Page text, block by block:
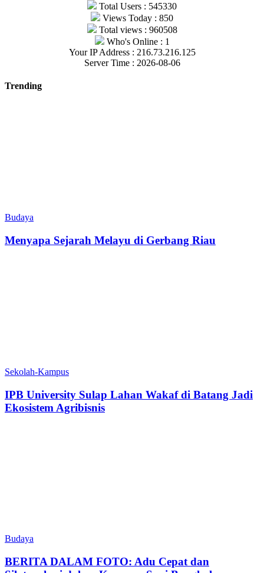
Total Users : 545330
Views Today : 850
Total views : 960508
Who's Online : 1
Your IP Address : 216.73.216.125
Server Time : 2026-08-06
Trending
Budaya
Menyapa Sejarah Melayu di Gerbang Riau
Sekolah-Kampus
IPB University Sulap Lahan Wakaf di Batang Jadi
Ekosistem Agribisnis
Budaya
BERITA DALAM FOTO: Adu Cepat dan